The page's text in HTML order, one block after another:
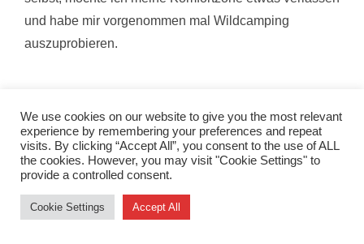
und habe mir vorgenommen mal Wildcamping
auszuprobieren.
Copyright © 2026 Felgendreck
Inspiro Theme
We use cookies on our website to give you the most relevant
experience by remembering your preferences and repeat
visits. By clicking “Accept All”, you consent to the use of ALL
the cookies. However, you may visit "Cookie Settings" to
provide a controlled consent.
Cookie Settings Accept All